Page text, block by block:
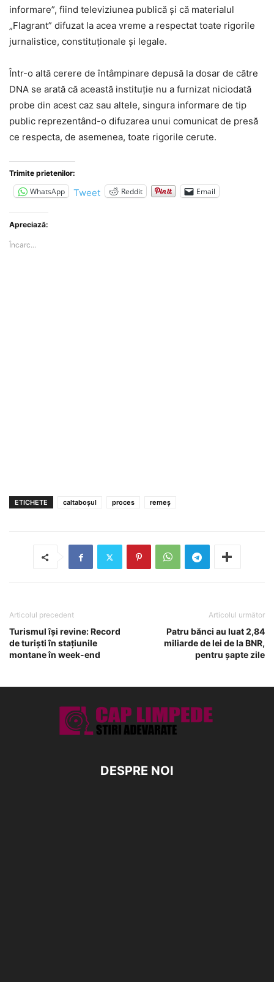
informare”, fiind televiziunea publică şi că materialul
„Flagrant” difuzat la acea vreme a respectat toate rigorile
jurnalistice, constituţionale şi legale.
Într-o altă cerere de întâmpinare depusă la dosar de către
DNA se arată că această instituţie nu a furnizat niciodată
probe din acest caz sau altele, singura informare de tip
public reprezentând-o difuzarea unui comunicat de presă
ce respecta, de asemenea, toate rigorile cerute.
Trimite prietenilor:
WhatsApp Tweet Reddit Email
Apreciază:
Încarc...
ETICHETE caltaboşul proces remeş
Articolul precedent
Turismul îşi revine: Record
de turişti în staţiunile
montane în week-end
Articolul următor
Patru bănci au luat 2,84
miliarde de lei de la BNR,
pentru şapte zile
DESPRE NOI